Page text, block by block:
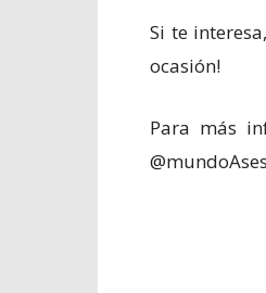
Si te
ocasión!
Para más